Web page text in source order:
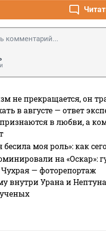
не прекращается, он
в августе — ответ
в любви, а
бесила моя роль»: как
на «Оскар»:
Чухрая — фоторепортаж
внутри Урана и